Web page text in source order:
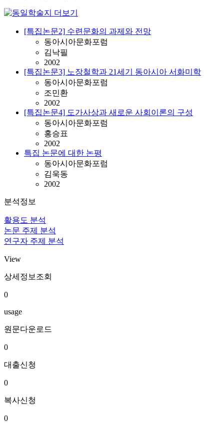
[특집논문2] 수련문화의 과제와 전망
동아시아문화포럼
김낙필
2002
[특집논문3] 노장철학과 21세기 동아시아 서화미학
동아시아문화포럼
조민환
2002
[특집논문4] 도가사상과 새로운 사회이론의 구성
동아시아문화포럼
홍승표
2002
특집 논문에 대한 논평
동아시아문화포럼
김욱동
2002
분석정보
활용도 분석
논문 주제 분석
연구자 주제 분석
View
상세정보조회
0
usage
원문다운로드
0
대출신청
0
복사신청
0